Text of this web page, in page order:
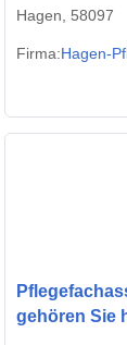
Hagen, 58097
Firma:Hagen-
gehören Sie